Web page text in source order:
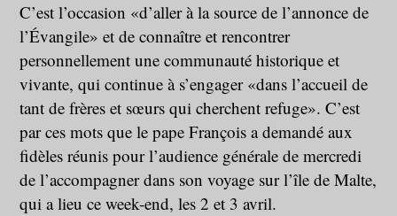
C’est l’occasion «d’aller à la source de l’annonce de
l’Évangile» et de connaître et rencontrer
personnellement une communauté historique et
vivante, qui continue à s’engager «dans l’accueil de
tant de frères et sœurs qui cherchent refuge». C’est
par ces mots que le pape François a demandé aux
fidèles réunis pour l’audience générale de mercredi
de l’accompagner dans son voyage sur l’île de Malte,
qui a lieu ce week-end, les 2 et 3 avril.